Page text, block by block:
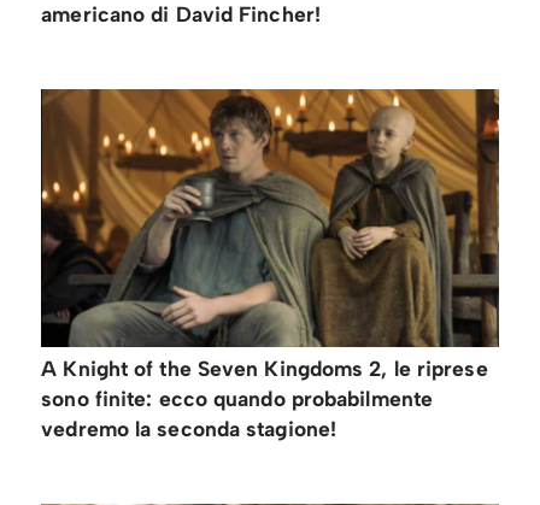
americano di David Fincher!
A Knight of the Seven Kingdoms 2, le riprese
sono finite: ecco quando probabilmente
vedremo la seconda stagione!